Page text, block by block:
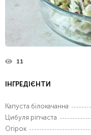
11
ІНГРЕДІЄНТИ
Капуста білокачанна
Цибуля ріпчаста
Огірок